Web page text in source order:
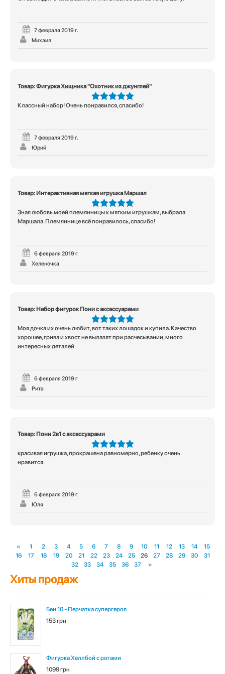
7 февраля 2019 г.
Михаил
Товар: Фигурка Хищника "Охотник из джунглей"
5из 5
Классный набор! Очень понравился, спасибо!
7 февраля 2019 г.
Юрий
Товар: Интерактивная мягкая игрушка Маршал
5из 5
Зная любовь моей племянницы к мягким игрушкам, выбрала
Маршала. Племяннице всё понравилось, спасибо!
6 февраля 2019 г.
Хеленочка
Товар: Набор фигурок Пони с аксессуарами
5из 5
Моя дочка их очень любит, вот таких лошадок и купила. Качество
хорошее, грива и хвост не вылазят при расчесывании, много
интересных деталей
6 февраля 2019 г.
Рита
Товар: Пони 2в1 с аксессуарами
5из 5
красивая игрушка, прокрашена равномерно, ребенку очень
нравится.
6 февраля 2019 г.
Юля
« 1 2 3 4 5 6 7 8 9 10 11 12 13 14
15
16
17 18 19 20 21 22 23 24 25 26 27 28 29 30
31
32
33 34 35 36 37 »
Хиты продаж
Бен 10 - Перчатка супергероя
153 грн
Фигурка Хеллбой с рогами
1099 грн